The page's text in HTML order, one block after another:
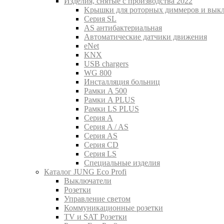
Kрышки для роторных диммеров и
Серия SL
AS антибактериальная
Aвтоматические датчики движения
eNet
KNX
USB chargers
WG 800
Инсталляция больниц
Рамки A 500
Рамки A PLUS
Рамки LS PLUS
Серия A
Серия A / AS
Серия AS
Серия CD
Серия LS
Специальные изделия
Каталог JUNG Eco Profi
Выключатели
Розетки
Управление светом
Коммуникационные розетки
TV и SAT Розетки